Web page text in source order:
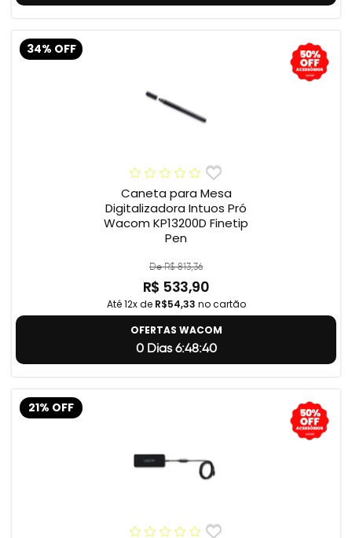
34% OFF
Caneta para Mesa
Digitalizadora Intuos Pró
Wacom KP13200D Finetip
Pen
De R$ 813,36
R$ 533,90
Até 12x de R$54,33 no cartão
OFERTAS WACOM
0 Dias 6:48:39
21% OFF